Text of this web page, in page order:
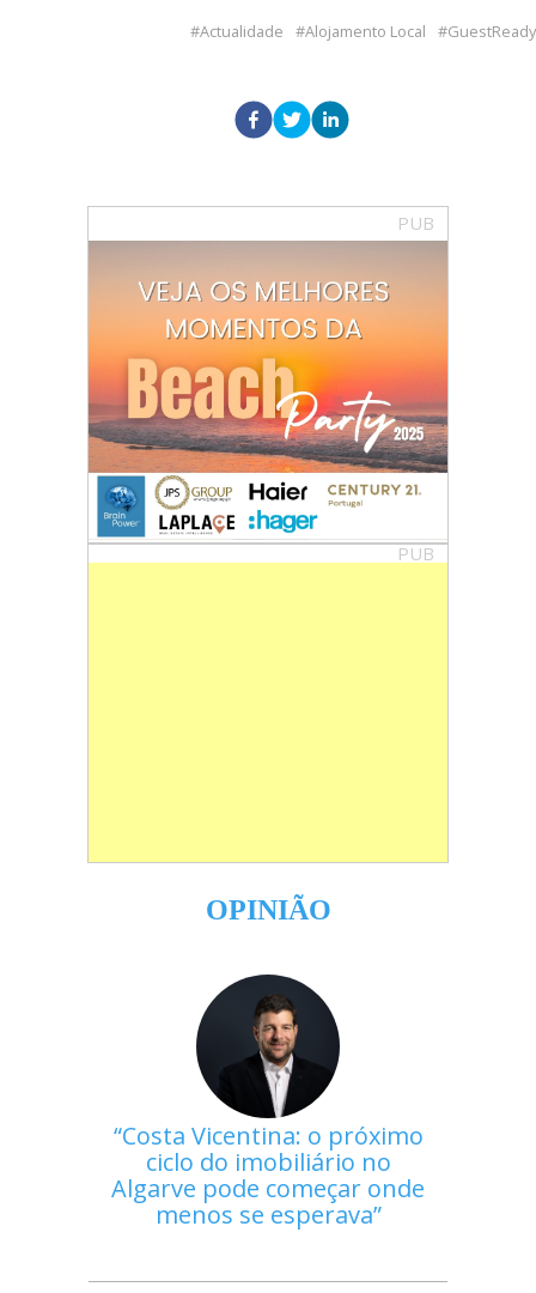
Actualidade Alojamento Local GuestReady
PUB
PUB
OPINIÃO
Costa Vicentina: o próximo
ciclo do imobiliário no
Algarve pode começar onde
menos se esperava